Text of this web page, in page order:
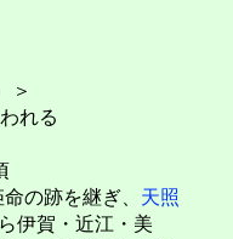
＞
れる
の跡を継ぎ、 天照
伊賀・近江・美